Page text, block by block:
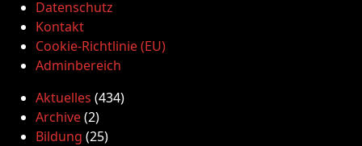
Datenschutz
Kontakt
Cookie-Richtlinie (EU)
Adminbereich
Aktuelles (434)
Archive(2)
Bildung (25)